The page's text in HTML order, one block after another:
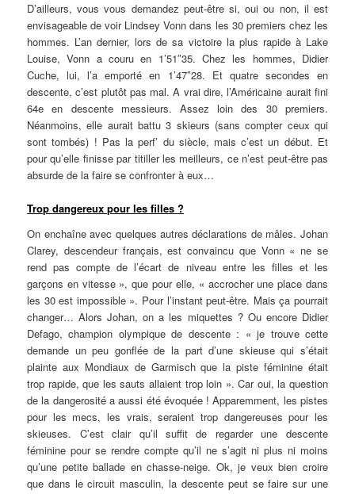
D’ailleurs, vous vous demandez peut-être si, oui ou non, il est
envisageable de voir Lindsey Vonn dans les 30 premiers chez les
hommes. L’an dernier, lors de sa victoire la plus rapide à Lake
Louise, Vonn a couru en 1’51″35. Chez les hommes, Didier
Cuche, lui, l’a emporté en 1’47″28. Et quatre secondes en
descente, c’est plutôt pas mal. A vrai dire, l’Américaine aurait fini
64e en descente messieurs. Assez loin des 30 premiers.
Néanmoins, elle aurait battu 3 skieurs (sans compter ceux qui
sont tombés) ! Pas la perf’ du siècle, mais c’est un début. Et
pour qu’elle finisse par titiller les meilleurs, ce n’est peut-être pas
absurde de la faire se confronter à eux…
Trop dangereux pour les filles ?
On enchaîne avec quelques autres déclarations de mâles. Johan
Clarey, descendeur français, est convaincu que Vonn « ne se
rend pas compte de l’écart de niveau entre les filles et les
garçons en vitesse », que pour elle, « accrocher une place dans
les 30 est impossible ». Pour l’instant peut-être. Mais ça pourrait
changer… Alors Johan, on a les miquettes ? Ou encore Didier
Defago, champion olympique de descente : « je trouve cette
demande un peu gonflée de la part d’une skieuse qui s’était
plainte aux Mondiaux de Garmisch que la piste féminine était
trop rapide, que les sauts allaient trop loin ». Car oui, la question
de la dangerosité a aussi été évoquée ! Apparemment, les pistes
pour les mecs, les vrais, seraient trop dangereuses pour les
skieuses. C’est clair qu’il suffit de regarder une descente
féminine pour se rendre compte qu’il ne s’agit ni plus ni moins
qu’une petite ballade en chasse-neige. Ok, je veux bien croire
que dans le circuit masculin, la descente peut se faire sur une